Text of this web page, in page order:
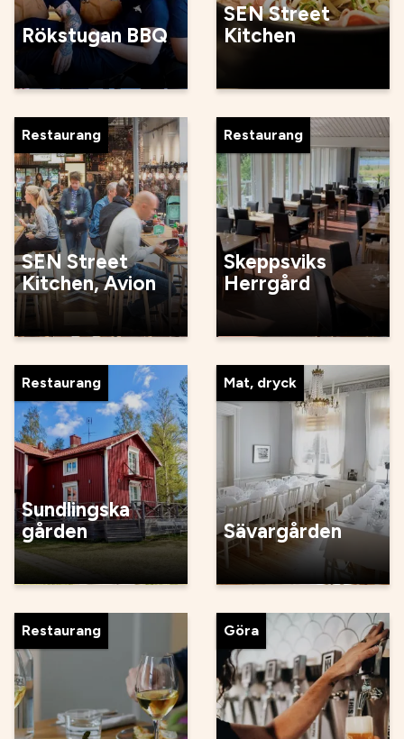
Rökstugan BBQ
SEN Street
Kitchen
Restaurang
SEN Street
Kitchen, Avion
Restaurang
Skeppsviks
Herrgård
Restaurang
Sundlingska
gården
Mat, dryck
Sävargården
Restaurang Göra